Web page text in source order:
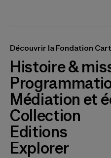
Découvrir la Fondation
Histoire &
Médiation et
Collection
Editions
Explorer